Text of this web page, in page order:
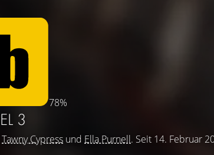
78%
3
Tawny Cypress und Ella Purnell. Seit 14. Februar